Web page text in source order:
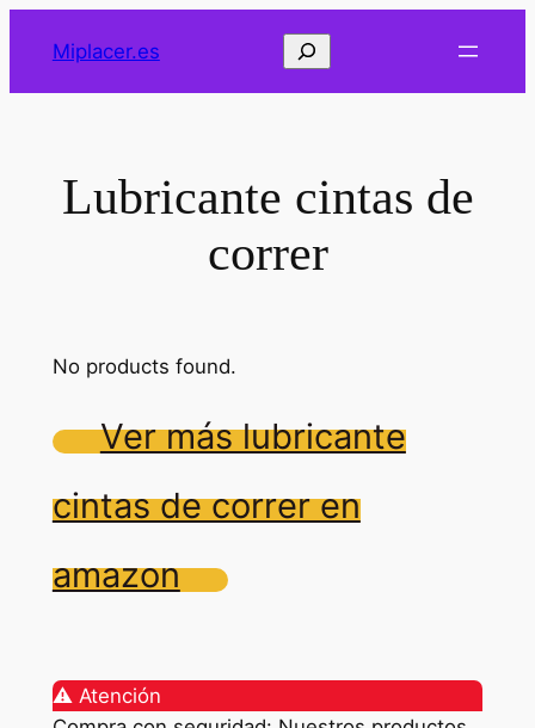
Miplacer.es Buscar
Lubricante cintas de
correr
No products found.
Ver más lubricante
cintas de correr en
amazon
⚠️ Atención